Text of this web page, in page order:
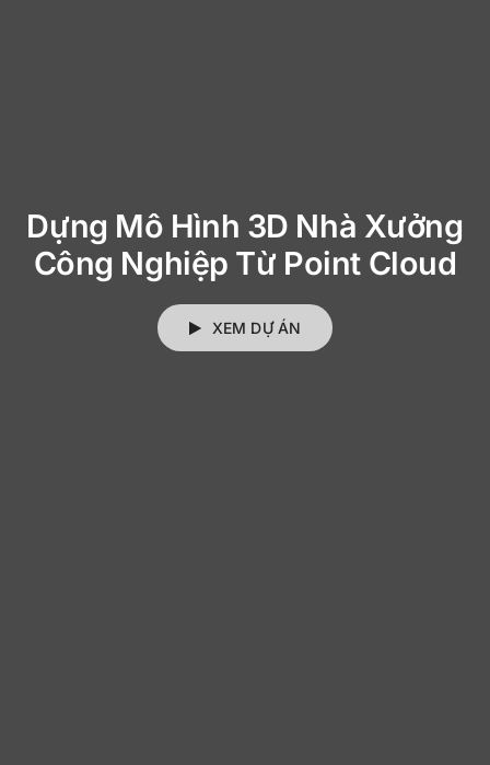
Dựng Mô Hình 3D Nhà Xưởng
Công Nghiệp Từ Point Cloud
XEM DỰ ÁN